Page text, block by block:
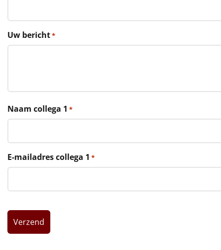
€100 en hoger
Alle kerstpakketten 2026
Rituals
Mannen
Leuke
Uw bericht*
Naam collega 1 *
E-mailadres collega 1 *